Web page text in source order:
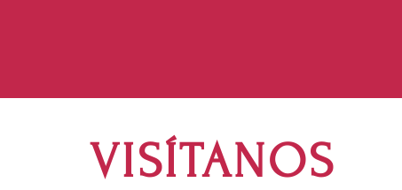
VISÍTANOS